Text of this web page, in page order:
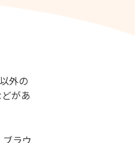
外の
があ
ラウ